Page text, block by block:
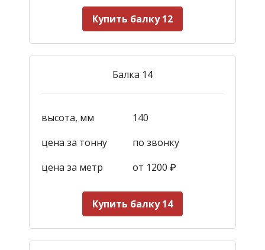
Купить балку 12
Балка 14
высота, мм
140
цена за тонну
по звонку
цена за метр
от 1200 ₽
Купить балку 14